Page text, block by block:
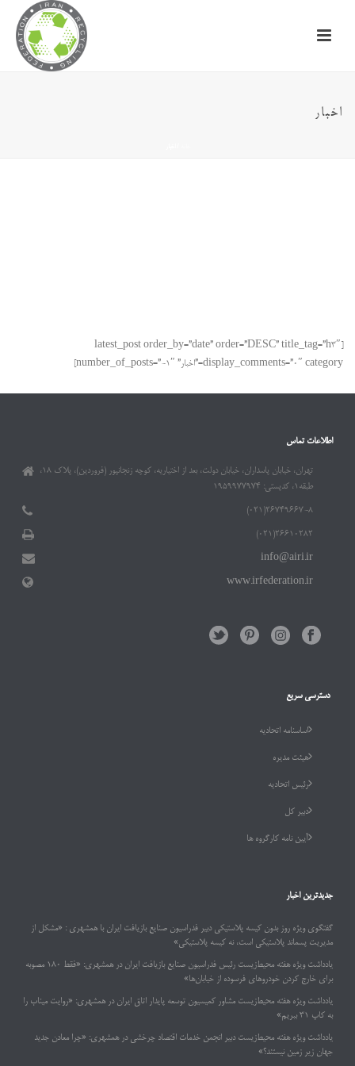
اخبار
[latest_post order_by=”date” order=”DESC” title_tag=”h3″
display_comments=”0″ category=”اخبار” number_of_posts=”-1″]
اطلاعات تماس
تهران، خیابان پاسداران، خیابان دولت، بعد از اختیاریه، کوچه زنجانپور (فروردین)، پلاک ۱۸،
طبقه۱، کدپستی: ۱۹۵۹۹۷۷۹۷۴
۲۶۷۴۹۶۶۷-۸(۰۲۱)
۲۶۶۱۰۲۸۲(۰۲۱)
info@airi.ir
www.irfederation.ir
دسترسی سریع
اساسنامه اتحادیه
هیئت مدیره
رئیس اتحادیه
دبیر کل
آیین نامه کارگروه ها
جدیدترین اخبار
گفتگوی ویژه روز بدون کیسه پلاستیکی دبیر فدراسیون صنایع بازیافت ایران با همشهری : «مشکل از
مدیریت پسماند پلاستیکی است، نه کیسه پلاستیکی»
یادداشت ویژه هفته محیط‌زیست رئیس فدراسیون صنایع بازیافت ایران در همشهری: «فقط ۱۸۰ مصوبه
برای خارج کردن خودروهای فرسوده از خیابان‌ها»
یادداشت ویژه هفته محیط‌زیست مشاور کمیسیون توسعه پایدار اتاق ایران در همشهری: «روایت میناب را
به کاپ ۳۱ ببریم»
یادداشت ویژه هفته محیط‌زیست دبیر انجمن خدمات اقتصاد چرخشی در همشهری: «چرا معادن جدید
جهان زیر زمین نیستند؟»